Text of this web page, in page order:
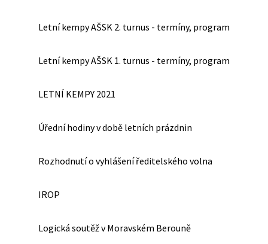
Letní kempy AŠSK 2. turnus - termíny, program
Letní kempy AŠSK 1. turnus - termíny, program
LETNÍ KEMPY 2021
Úřední hodiny v době letních prázdnin
Rozhodnutí o vyhlášení ředitelského volna
IROP
Logická soutěž v Moravském Berouně